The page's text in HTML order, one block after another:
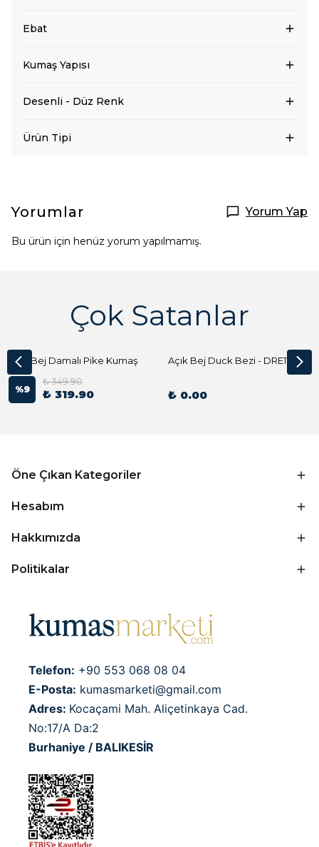
Ebat
Kumaş Yapısı
Desenli - Düz Renk
Ürün Tipi
Yorumlar Yorum Yap
Bu ürün için henüz yorum yapılmamış.
Çok Satanlar
Açık Bej Damalı Pike Kumaş
%9
₺ 349.90
₺ 319.90
Açık Bej Duck Bezi - DRE1144 Kumaş Peçete
₺ 0.00
Öne Çıkan Kategoriler
Hesabım
Hakkımızda
Politikalar
Telefon: +90 553 068 08 04
E-Posta: kumasmarketi@gmail.com
Adres: Kocaçami Mah. Aliçetinkaya Cad.
No:17/A Da:2
Burhaniye / BALIKESİR